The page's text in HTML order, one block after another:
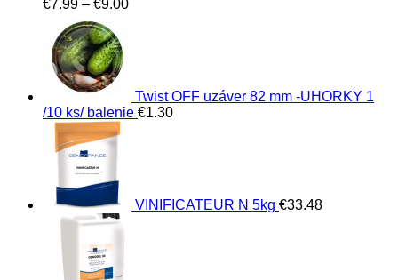
€7.99 – €9.00
Twist OFF uzáver 82 mm -UHORKY 1
/10 ks/ balenie €1.30
VINIFICATEUR N 5kg €33.48